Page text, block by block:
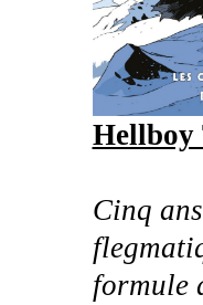
Hellboy
Cinq
formule